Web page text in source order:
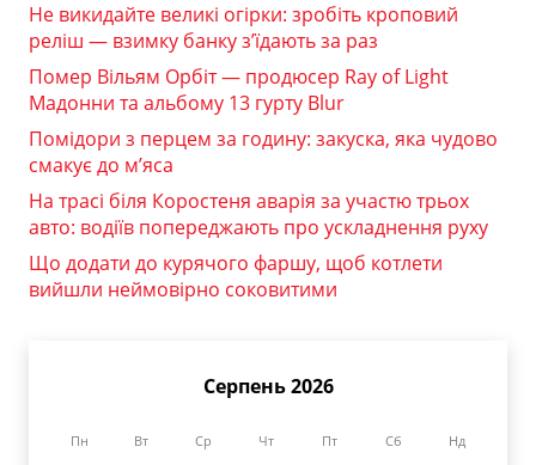
Не викидайте великі огірки: зробіть кроповий
реліш — взимку банку з’їдають за раз
Помер Вільям Орбіт — продюсер Ray of Light
Мадонни та альбому 13 гурту Blur
Помідори з перцем за годину: закуска, яка чудово
смакує до м’яса
На трасі біля Коростеня аварія за участю трьох
авто: водіїв попереджають про ускладнення руху
Що додати до курячого фаршу, щоб котлети
вийшли неймовірно соковитими
Серпень 2026
Пн Вт Ср Чт Пт Сб Нд